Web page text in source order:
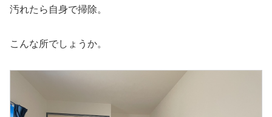
汚れたら自身で掃除。
こんな所でしょうか。